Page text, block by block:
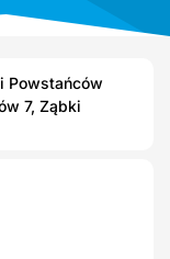
Powstańców
7, Ząbki